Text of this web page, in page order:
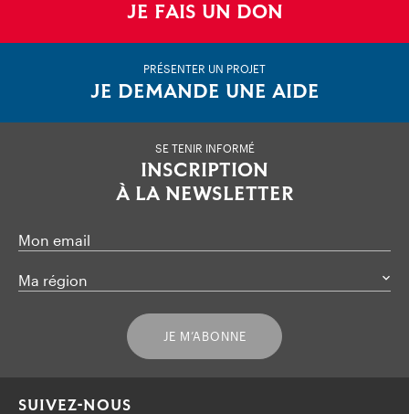
JE FAIS UN DON
PRÉSENTER UN PROJET
JE DEMANDE UNE AIDE
SE TENIR INFORMÉ
INSCRIPTION
À LA NEWSLETTER
Mon email
Ma région
JE M’ABONNE
SUIVEZ-NOUS